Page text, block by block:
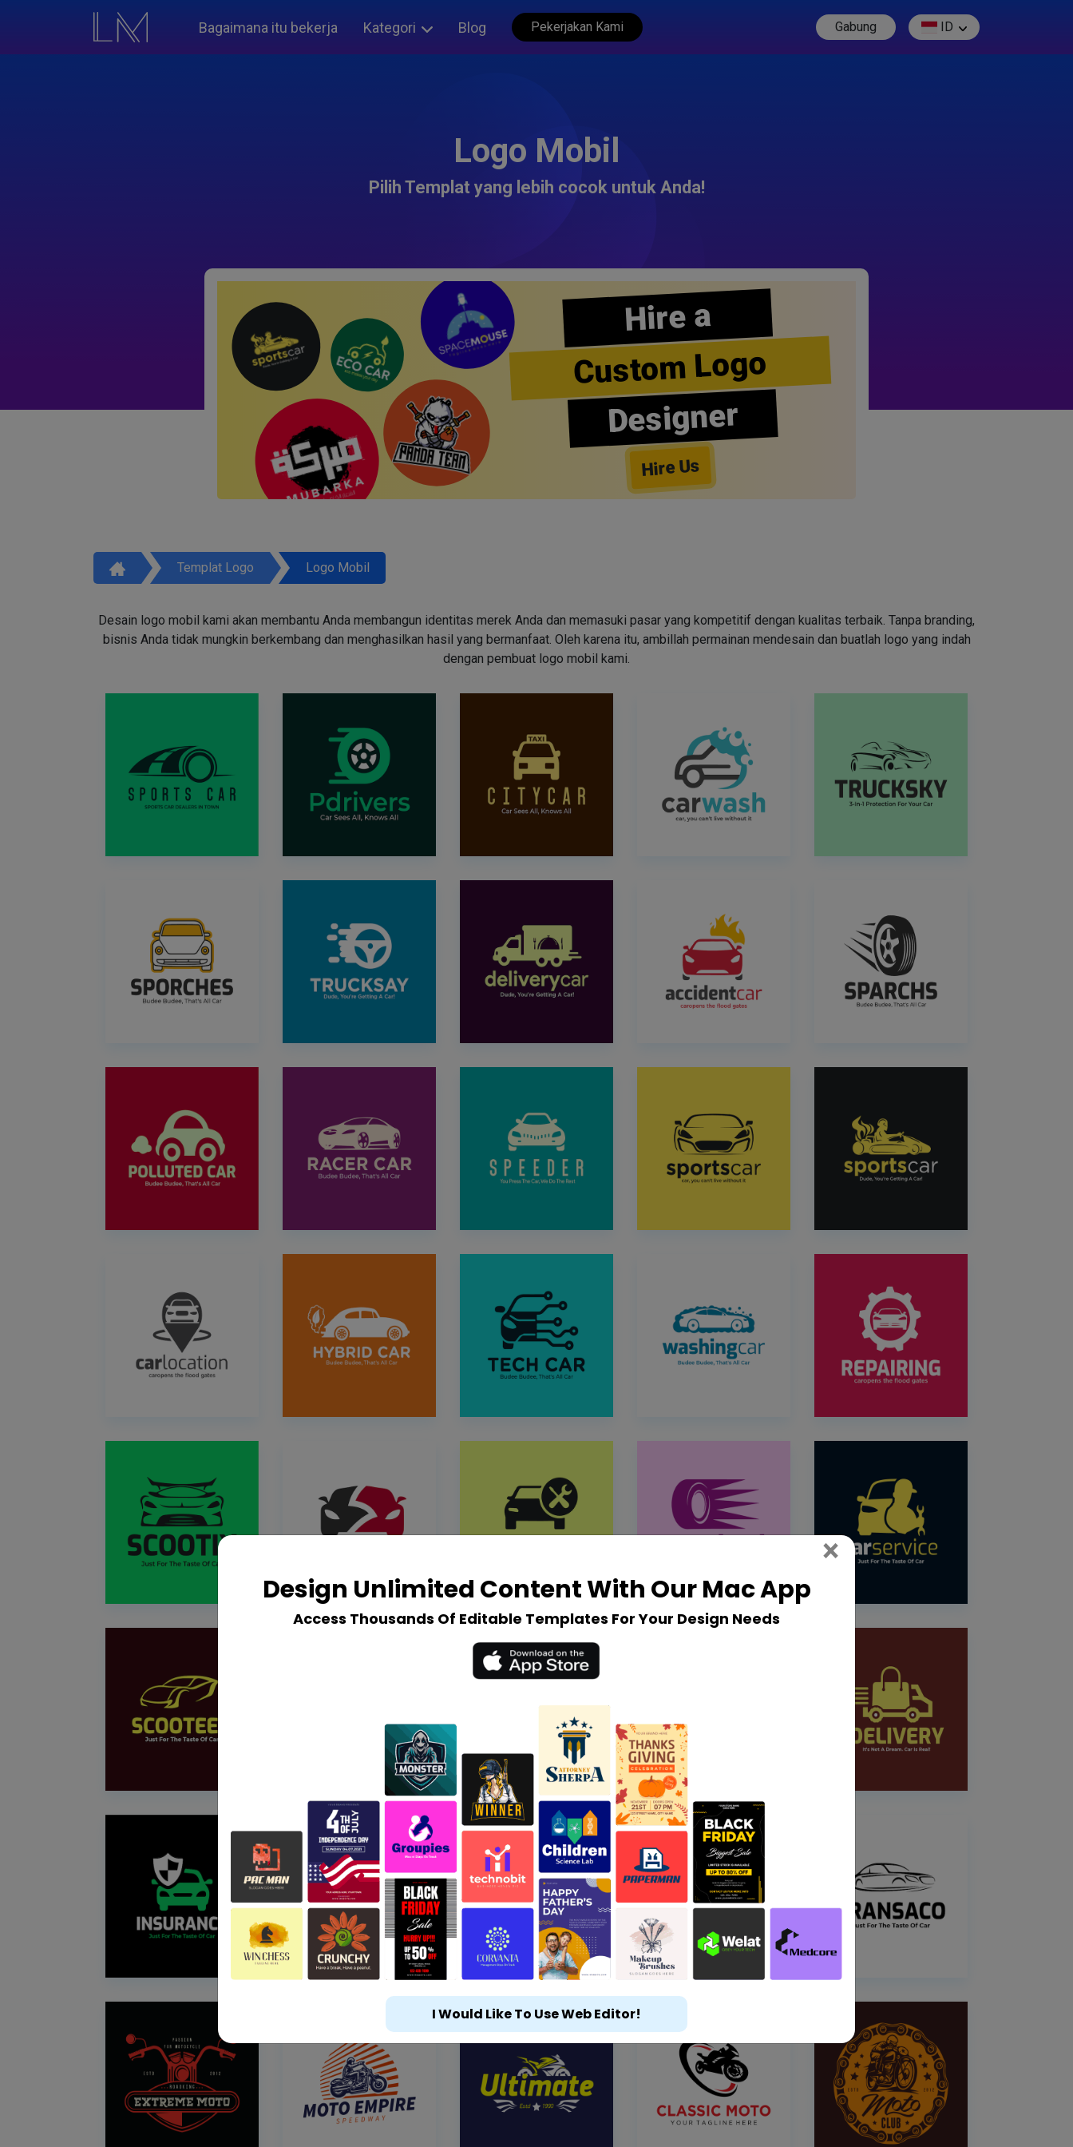
Bagaimana itu bekerja Kategori Blog Pekerjakan Kami Gabung ID
Logo Mobil
Pilih Templat yang lebih cocok untuk Anda!
Hire a
Custom Logo
Designer
Hire Us
Templat Logo Logo Mobil
Desain logo mobil kami akan membantu Anda membangun identitas merek Anda dan memasuki pasar yang kompetitif dengan kualitas terbaik. Tanpa branding,
bisnis Anda tidak mungkin berkembang dan menghasilkan hasil yang bermanfaat. Oleh karena itu, ambillah permainan mendesain dan buatlah logo yang indah
dengan pembuat logo mobil kami.
Design Unlimited Content With Our Mac App
Access Thousands Of Editable Templates For Your Design Needs
× Close
I Would Like To Use Web Editor!